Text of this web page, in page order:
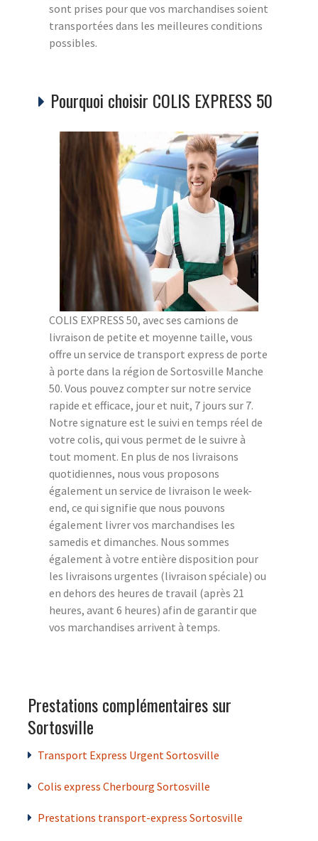
sont prises pour que vos marchandises soient
transportées dans les meilleures conditions
possibles.
Pourquoi choisir COLIS EXPRESS 50
COLIS EXPRESS 50, avec ses camions de
livraison de petite et moyenne taille, vous
offre un service de transport express de porte
à porte dans la région de Sortosville Manche
50. Vous pouvez compter sur notre service
rapide et efficace, jour et nuit, 7 jours sur 7.
Notre signature est le suivi en temps réel de
votre colis, qui vous permet de le suivre à
tout moment. En plus de nos livraisons
quotidiennes, nous vous proposons
également un service de livraison le week-
end, ce qui signifie que nous pouvons
également livrer vos marchandises les
samedis et dimanches. Nous sommes
également à votre entière disposition pour
les livraisons urgentes (livraison spéciale) ou
en dehors des heures de travail (après 21
heures, avant 6 heures) afin de garantir que
vos marchandises arrivent à temps.
Prestations complémentaires sur
Sortosville
Transport Express Urgent Sortosville
Colis express Cherbourg Sortosville
Prestations transport-express Sortosville